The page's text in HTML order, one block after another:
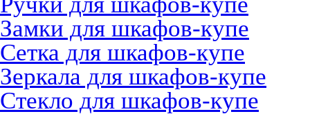
Замки для шкафов-купе
Сетка для шкафов-купе
Зеркала для шкафов-купе
Стекло для шкафов-купе